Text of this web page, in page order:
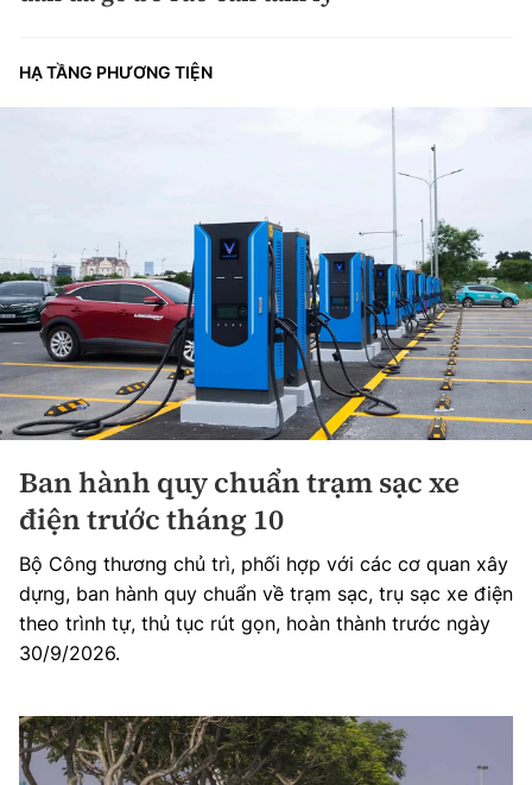
HẠ TẦNG PHƯƠNG TIỆN
Ban hành quy chuẩn trạm sạc xe
điện trước tháng 10
Bộ Công thương chủ trì, phối hợp với các cơ quan xây
dựng, ban hành quy chuẩn về trạm sạc, trụ sạc xe điện
theo trình tự, thủ tục rút gọn, hoàn thành trước ngày
30/9/2026.